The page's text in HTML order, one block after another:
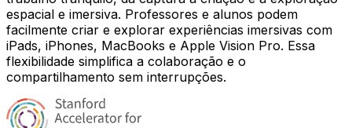
espacial e imersiva. Professores e alunos podem
facilmente criar e explorar experiências imersivas com
iPads, iPhones, MacBooks e Apple Vision Pro. Essa
flexibilidade simplifica a colaboração e o
compartilhamento sem interrupções.